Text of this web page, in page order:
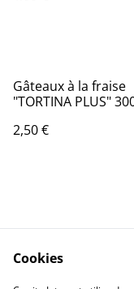
Gâteaux à la fraise
"TORTINA PLUS"
2,50 €
Cookies